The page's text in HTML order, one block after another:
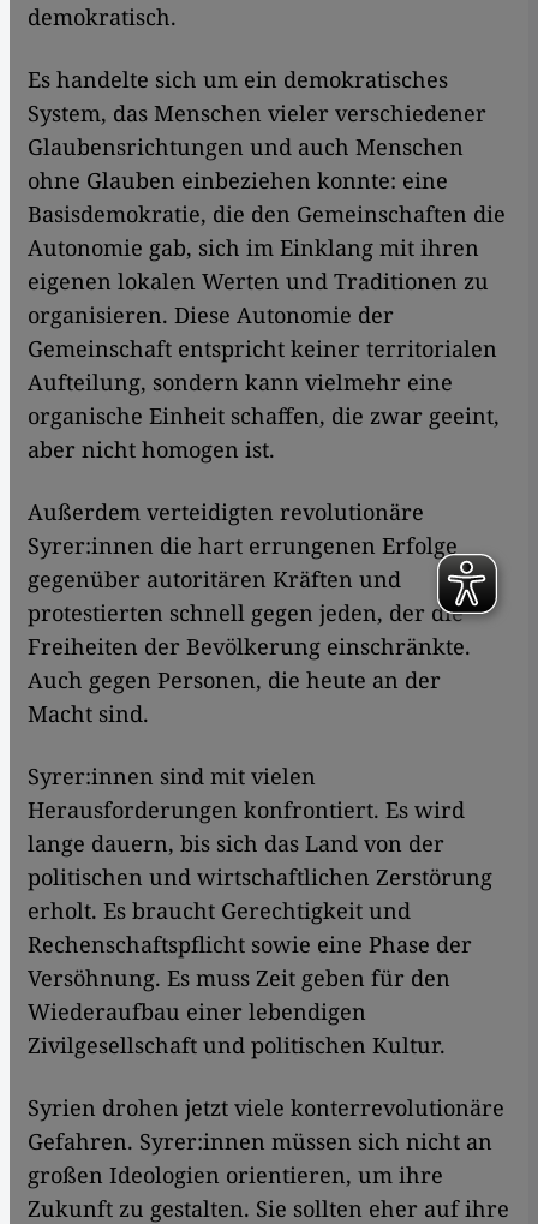
demokratisch.
Es handelte sich um ein demokratisches
System, das Menschen vieler verschiedener
Glaubensrichtungen und auch Menschen
ohne Glauben einbeziehen konnte: eine
Basisdemokratie, die den Gemeinschaften die
Autonomie gab, sich im Einklang mit ihren
eigenen lokalen Werten und Traditionen zu
organisieren. Diese Autonomie der
Gemeinschaft entspricht keiner territorialen
Aufteilung, sondern kann vielmehr eine
organische Einheit schaffen, die zwar geeint,
aber nicht homogen ist.
Außerdem verteidigten revolutionäre
Syrer:innen die hart errungenen Erfolge
gegenüber autoritären Kräften und
protestierten schnell gegen jeden, der die
Freiheiten der Bevölkerung einschränkte.
Auch gegen Personen, die heute an der
Macht sind.
Syrer:innen sind mit vielen
Herausforderungen konfrontiert. Es wird
lange dauern, bis sich das Land von der
politischen und wirtschaftlichen Zerstörung
erholt. Es braucht Gerechtigkeit und
Rechenschaftspflicht sowie eine Phase der
Versöhnung. Es muss Zeit geben für den
Wiederaufbau einer lebendigen
Zivilgesellschaft und politischen Kultur.
Syrien drohen jetzt viele konterrevolutionäre
Gefahren. Syrer:innen müssen sich nicht an
großen Ideologien orientieren, um ihre
Zukunft zu gestalten. Sie sollten eher auf ihre